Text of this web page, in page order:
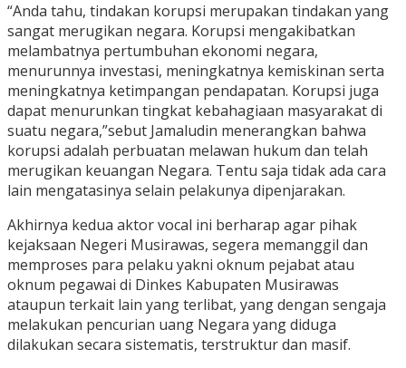
“Anda tahu, tindakan korupsi merupakan tindakan yang
sangat merugikan negara. Korupsi mengakibatkan
melambatnya pertumbuhan ekonomi negara,
menurunnya investasi, meningkatnya kemiskinan serta
meningkatnya ketimpangan pendapatan. Korupsi juga
dapat menurunkan tingkat kebahagiaan masyarakat di
suatu negara,”sebut Jamaludin menerangkan bahwa
korupsi adalah perbuatan melawan hukum dan telah
merugikan keuangan Negara. Tentu saja tidak ada cara
lain mengatasinya selain pelakunya dipenjarakan.
Akhirnya kedua aktor vocal ini berharap agar pihak
kejaksaan Negeri Musirawas, segera memanggil dan
memproses para pelaku yakni oknum pejabat atau
oknum pegawai di Dinkes Kabupaten Musirawas
ataupun terkait lain yang terlibat, yang dengan sengaja
melakukan pencurian uang Negara yang diduga
dilakukan secara sistematis, terstruktur dan masif.